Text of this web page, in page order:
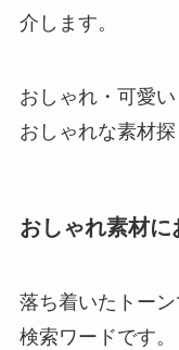
介します。
おしゃれ・可愛
おしゃれな素材探
おしゃれ素材
落ち着いたトー
検索ワードです。